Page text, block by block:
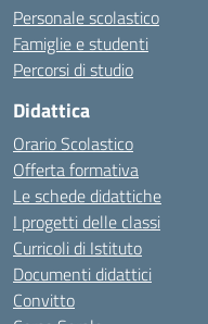
Personale scolastico
Famiglie e studenti
Percorsi di studio
Didattica
Orario Scolastico
Offerta formativa
Le schede didattiche
I progetti delle classi
Curricoli di Istituto
Documenti didattici
Convitto